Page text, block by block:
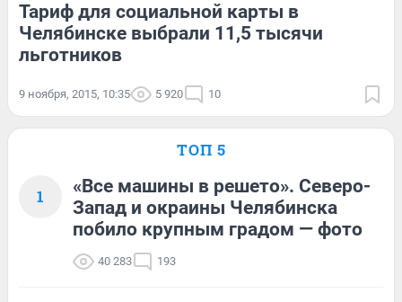
Тариф для социальной карты в
Челябинске выбрали 11,5 тысячи
льготников
9 ноября, 2015, 10:35 5 920 10
ТОП 5
1
«Все машины в решето». Северо-
Запад и окраины Челябинска
побило крупным градом — фото
40 283 193